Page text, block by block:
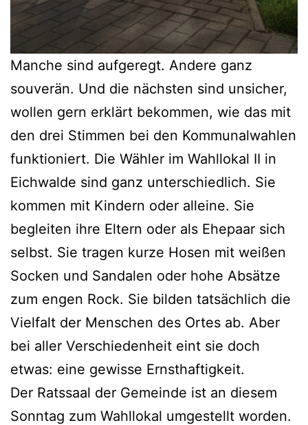
Manche sind aufgeregt. Andere ganz
souverän. Und die nächsten sind unsicher,
wollen gern erklärt bekommen, wie das mit
den drei Stimmen bei den Kommunalwahlen
funktioniert. Die Wähler im Wahllokal II in
Eichwalde sind ganz unterschiedlich. Sie
kommen mit Kindern oder alleine. Sie
begleiten ihre Eltern oder als Ehepaar sich
selbst. Sie tragen kurze Hosen mit weißen
Socken und Sandalen oder hohe Absätze
zum engen Rock. Sie bilden tatsächlich die
Vielfalt der Menschen des Ortes ab. Aber
bei aller Verschiedenheit eint sie doch
etwas: eine gewisse Ernsthaftigkeit.
Der Ratssaal der Gemeinde ist an diesem
Sonntag zum Wahllokal umgestellt worden.